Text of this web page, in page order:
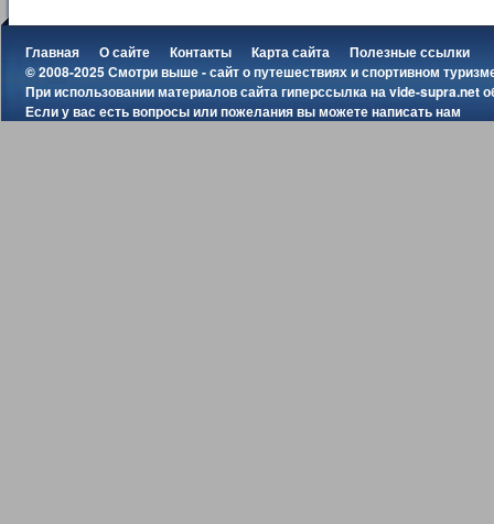
Главная О сайте Контакты Карта сайта
Полезные ссылки
© 2008-2025 Смотри выше - сайт о путешествиях и спортивном
При использовании материалов сайта гиперссылка наvide-supra.net
Если у вас есть вопросы или пожелания вы можетенаписать нам